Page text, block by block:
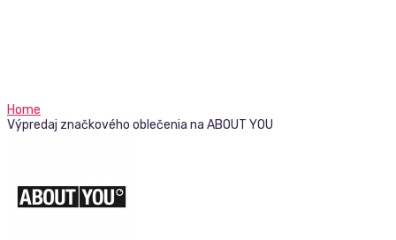
Home
Výpredaj značkového oblečenia na ABOUT YOU